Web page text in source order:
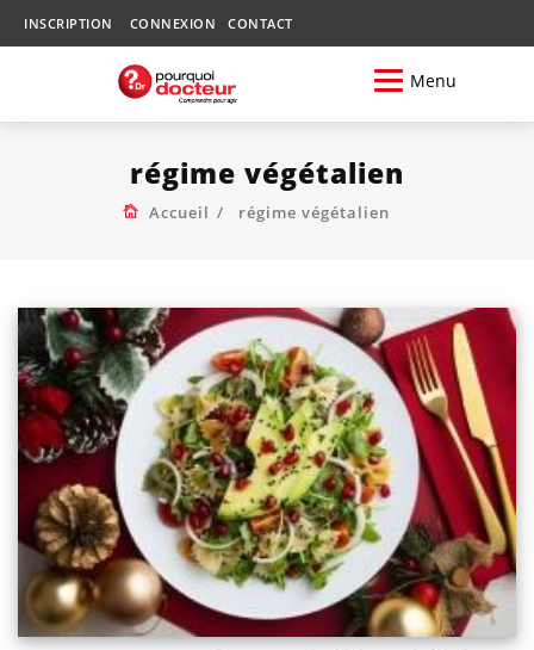
INSCRIPTION CONNEXION CONTACT
Menu
régime végétalien
Accueil régime végétalien